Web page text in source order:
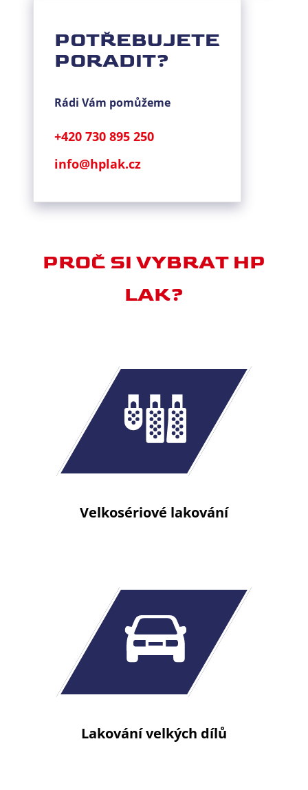
POTŘEBUJETE
PORADIT?
Rádi Vám pomůžeme
+420 730 895 250
info@hplak.cz
PROČ SI VYBRAT HP
LAK?
Velkosériové lakování
Lakování velkých dílů